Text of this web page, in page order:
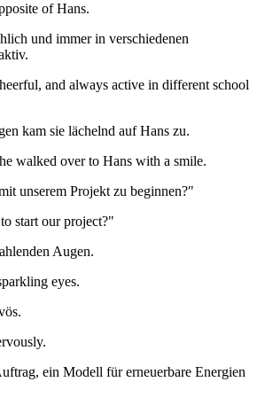
of Hans.
und immer in verschiedenen
and always active in different school
kam sie lächelnd auf Hans zu.
walked over to Hans with a smile.
unserem Projekt zu beginnen?"
start our project?"
Augen.
eyes.
ein Modell für erneuerbare Energien